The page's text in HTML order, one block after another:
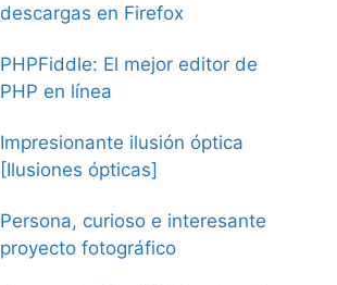
descargas en Firefox
PHPFiddle: El mejor editor de
PHP en línea
Impresionante ilusión óptica
[Ilusiones ópticas]
Persona, curioso e interesante
proyecto fotográfico